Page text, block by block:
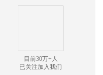
目前30万+人
已关注加入我们